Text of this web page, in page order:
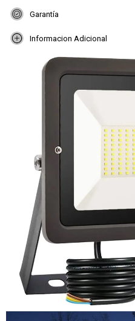
Garantía
Informacion Adicional